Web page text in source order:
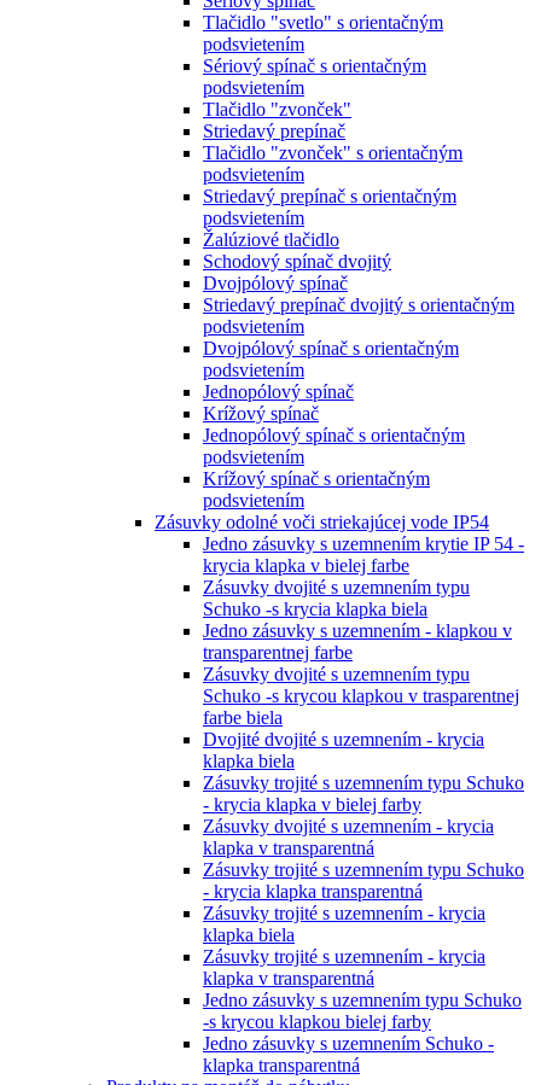
Tlačidlo "svetlo" s orientačným
podsvietením
Sériový spínač s orientačným
podsvietením
Tlačidlo "zvonček"
Striedavý prepínač
Tlačidlo "zvonček" s orientačným
podsvietením
Striedavý prepínač s orientačným
podsvietením
Žalúziové tlačidlo
Schodový spínač dvojitý
Dvojpólový spínač
Striedavý prepínač dvojitý s orientačným
podsvietením
Dvojpólový spínač s orientačným
podsvietením
Jednopólový spínač
Krížový spínač
Jednopólový spínač s orientačným
podsvietením
Krížový spínač s orientačným
podsvietením
Zásuvky odolné voči striekajúcej vode IP54
Jedno zásuvky s uzemnením krytie IP 54 -
krycia klapka v bielej farbe
Zásuvky dvojité s uzemnením typu
Schuko -s krycia klapka biela
Jedno zásuvky s uzemnením - klapkou v
transparentnej farbe
Zásuvky dvojité s uzemnením typu
Schuko -s krycou klapkou v trasparentnej
farbe biela
Dvojité dvojité s uzemnením - krycia
klapka biela
Zásuvky trojité s uzemnením typu Schuko
- krycia klapka v bielej farby
Zásuvky dvojité s uzemnením - krycia
klapka v transparentná
Zásuvky trojité s uzemnením typu Schuko
- krycia klapka transparentná
Zásuvky trojité s uzemnením - krycia
klapka biela
Zásuvky trojité s uzemnením - krycia
klapka v transparentná
Jedno zásuvky s uzemnením typu Schuko
-s krycou klapkou bielej farby
Jedno zásuvky s uzemnením Schuko -
klapka transparentná